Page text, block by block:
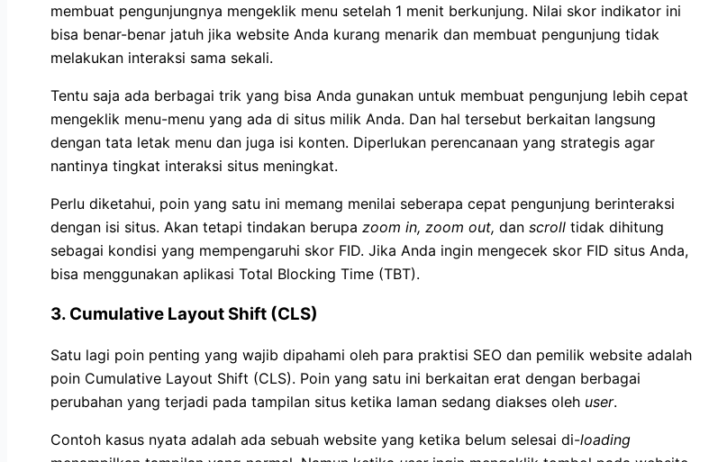
membuat pengunjungnya mengeklik menu setelah 1 menit berkunjung. Nilai skor indikator ini
bisa benar-benar jatuh jika website Anda kurang menarik dan membuat pengunjung tidak
melakukan interaksi sama sekali.
Tentu saja ada berbagai trik yang bisa Anda gunakan untuk membuat pengunjung lebih cepat
mengeklik menu-menu yang ada di situs milik Anda. Dan hal tersebut berkaitan langsung
dengan tata letak menu dan juga isi konten. Diperlukan perencanaan yang strategis agar
nantinya tingkat interaksi situs meningkat.
Perlu diketahui, poin yang satu ini memang menilai seberapa cepat pengunjung berinteraksi
dengan isi situs. Akan tetapi tindakan berupa zoom in, zoom out, dan scroll tidak dihitung
sebagai kondisi yang mempengaruhi skor FID. Jika Anda ingin mengecek skor FID situs Anda,
bisa menggunakan aplikasi Total Blocking Time (TBT).
3. Cumulative Layout Shift (CLS)
Satu lagi poin penting yang wajib dipahami oleh para praktisi SEO dan pemilik website adalah
poin Cumulative Layout Shift (CLS). Poin yang satu ini berkaitan erat dengan berbagai
perubahan yang terjadi pada tampilan situs ketika laman sedang diakses oleh user.
Contoh kasus nyata adalah ada sebuah website yang ketika belum selesai di-loading